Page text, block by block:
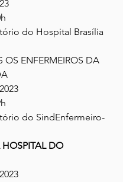
do Hospital Brasília
OS ENFERMEIROS DA
do SindEnfermeiro-
HOSPITAL DO